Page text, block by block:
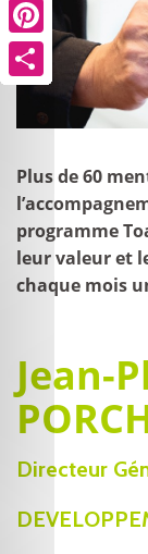
Plus de 60
programme
leur valeur et
chaque mois
Jean-
Directeur
Pinterest
Pinterest
Pinterest
Pinterest
Pinterest
Pinterest
Pinterest
Pinterest
Pinterest
Pinterest